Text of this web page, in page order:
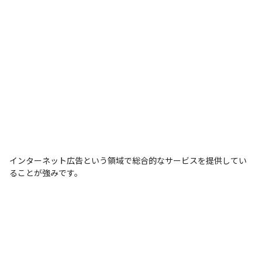
インターネット広告という領域で総合的なサービスを提供してい
ることが強みです。